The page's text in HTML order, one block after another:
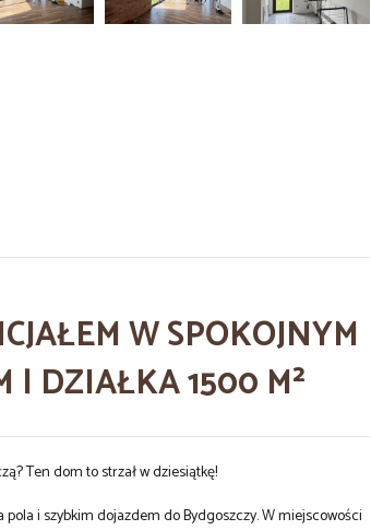
W SPOKOJNYM
| DZIAŁKA 1500 M²
Ten dom to strzał w dziesiątkę!
i szybkim dojazdem do Bydgoszczy. W miejscowości